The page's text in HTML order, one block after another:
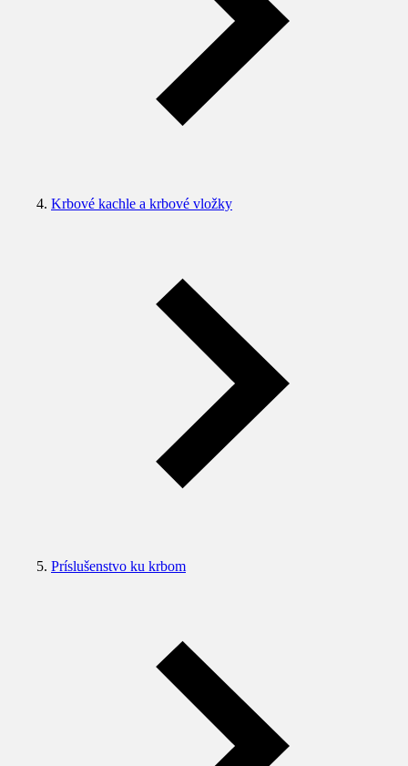
Krbové kachle a krbové vložky
Príslušenstvo ku krbom